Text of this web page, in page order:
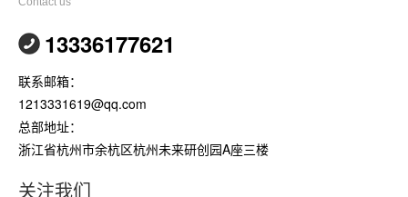
13336177621
联系邮箱：
1213331619@qq.com
总部地址：
浙江省杭州市余杭区杭州未来研创园A座三楼
关注我们